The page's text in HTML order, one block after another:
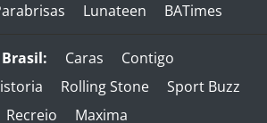
Lunateen BATimes
Caras
Contigo
Rolling Stone
Sport Buzz
Recreio
Maxima